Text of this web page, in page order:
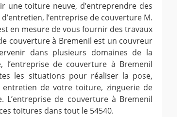
une toiture neuve, d’entreprendre des
l’entreprise de couverture M.
en mesure de vous fournir des travaux
couverture à Bremenil est un couvreur
dans plusieurs domaines de la
l’entreprise de couverture à Bremenil
les situations pour réaliser la pose,
entretien de votre toiture, zinguerie de
L’entreprise de couverture à Bremenil
toitures dans tout le 54540.